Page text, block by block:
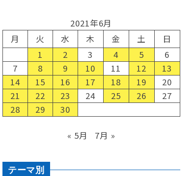
2021年6月
月
火 水 木 金 土
日
1
2 3 4 5
6
7
8 9 10 11 12
13
14
15 16 17 18 19
20
21
22 23 24 25 26
27
28
29 30
« 5月 7月 »
テーマ別